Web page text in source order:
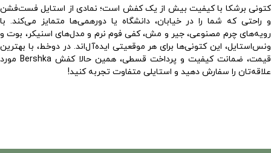
کتونی برشکا با کیفیت بیش از یک کفش است؛ نمادی از استایل فست‌فشن
و راحتی که شما را در خیابان، دانشگاه یا دورهمی‌ها متمایز می‌کند. با
رویه‌های چرم مصنوعی، جیر و مش، کفی فوم نرم و مدل‌های اسنیکر، بوت و
ونس‌استایل، اینکتونی‌هابرای هر موقعیتی ایده‌آل‌اند. در دوخط، با بهترین
قیمت، ضمانت کیفیت و پرداخت قسطی، همین حالاکفش Bershka
مورد
علاقه‌تان را سفارش دهید و استایلی متفاوت تجربه کنید!